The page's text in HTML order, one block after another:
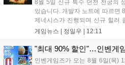
8월 5일 신규 특수 던전 천궁의
있습니다. 개발자 노트에 따르면
제네시스가 진행되며 신규 힐러
등이 예고되었습니다. 또한 8일
다....
게임뉴스 | 정일우 | 12:11
"최대 90% 할인"…인벤게
인벤게임즈가 오는 8월 6일(목)